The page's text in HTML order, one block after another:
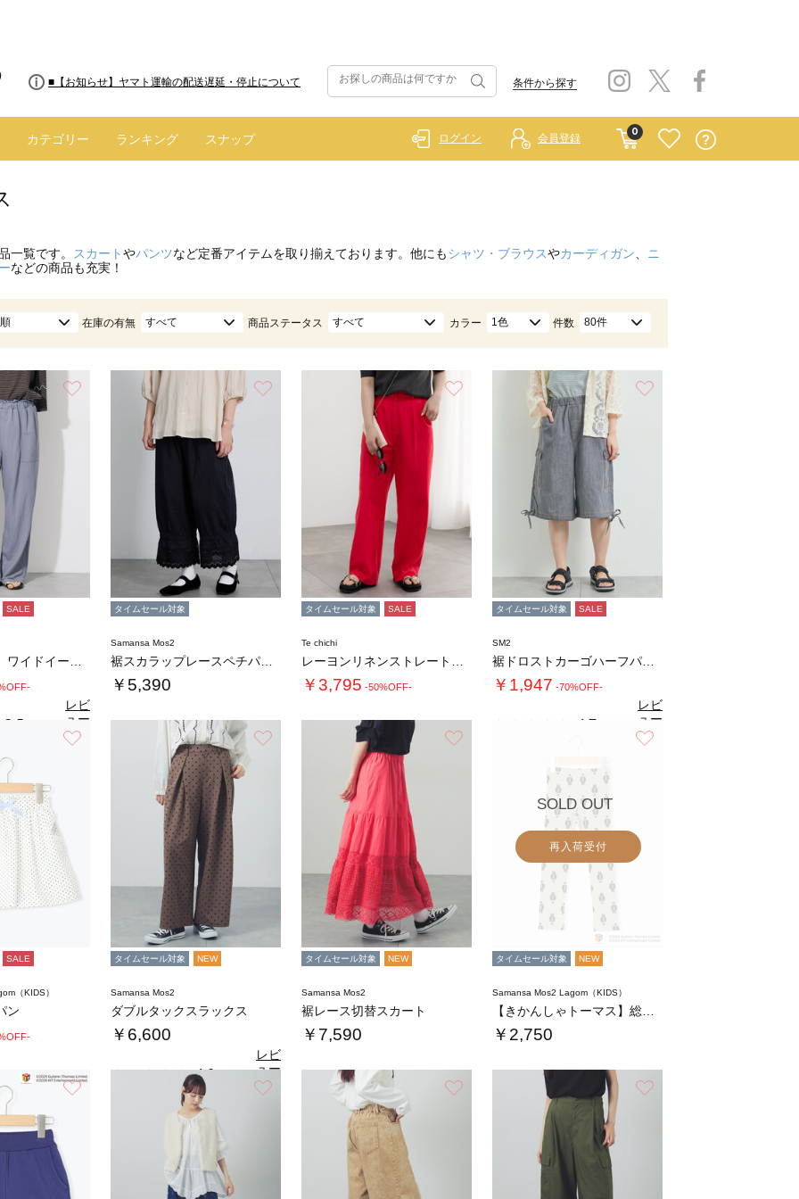
■8/13(木)AM2:00～サイトメンテナンス実施のお知らせ
■【お知らせ】ヤマト運輸の配送遅延・停止について 条件から探す
カテゴリー ランキング スナップ
0
ログイン 会員登録
一覧です。 スカートやパンツなど定番アイテムを取り揃えております。他にもシャツ・ブラウスやカーディガン
ニ
などの商品も充実！
在庫の有無 すべて 商品ステータス すべて カラー 1色 件数 80件
SALE
3.5
レビ
ュー
を見
る
タイムセール対象
Samansa Mos2
￥5,390
タイムセール対象 SALE
Te chichi
￥3,795 -50%OFF-
タイムセール対象 SALE
SM2
￥1,947 -70%OFF-
4.7
レビ
ュー
を見
る
SALE
（KIDS）
ン
タイムセール対象 NEW
Samansa Mos2
ダブルタックスラックス
￥6,600
4.0（1）
レビ
ュー
を見
る
タイムセール対象 NEW
Samansa Mos2
裾レース切替スカート
￥7,590
SOLD OUT
再入荷受付
タイムセール対象 NEW
Samansa Mos2 Lagom（KIDS）
￥2,750
お気に入り